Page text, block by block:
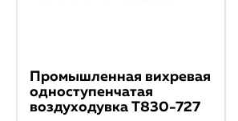
Промышленная вихревая
одноступенчатая
воздуходувка T830-727